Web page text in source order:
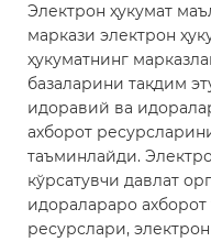
Электрон ҳукумат
маркази электрон
ҳукуматнинг
базаларини тақдим
идора­вий ва
ахборот
таъминлайди.
кўрсатувчи давлат
идоралараро
ресурслари,